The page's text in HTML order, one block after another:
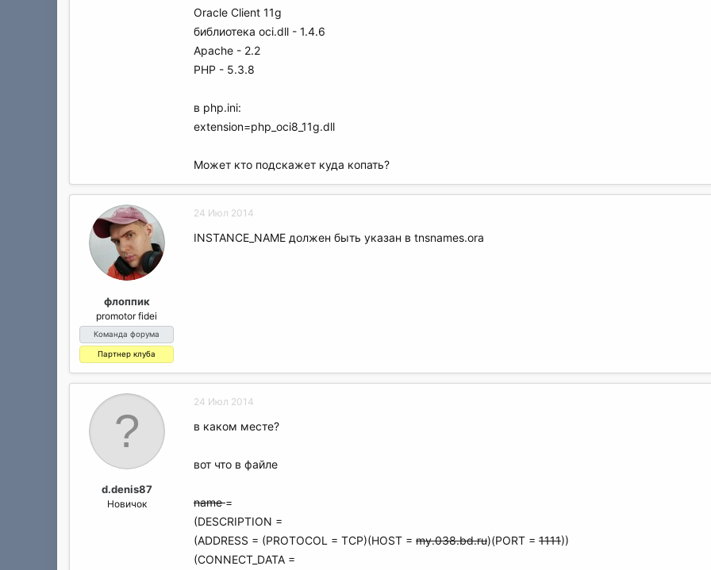
Oracle Client 11g
библиотека oci.dll - 1.4.6
Apache - 2.2
PHP - 5.3.8
в php.ini:
extension=php_oci8_11g.dll
Может кто подскажет куда копать?
флоппик
promotor fidei
Команда форума
Партнер клуба
24 Июл 2014
INSTANCE_NAME должен быть указан в tnsnames.ora
d.denis87
Новичок
24 Июл 2014
в каком месте?
вот что в файле
name=
(DESCRIPTION =
(ADDRESS = (PROTOCOL = TCP)(HOST = my.038.bd.ru)(PORT = 1111))
(CONNECT_DATA =